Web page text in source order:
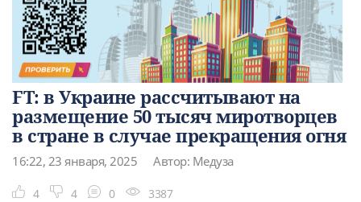
FT: в Украине рассчитывают на
размещение 50 тысяч миротворцев
в стране в случае прекращения огня
16:22, 23 января, 2025 Автор: Медуза
4 4 0 3387